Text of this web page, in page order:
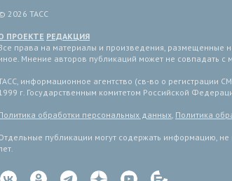
2026 ТАСС
ПРОЕКТЕ РЕДАКЦИЯ
права на материалы и произведения, размещенные
Мнение авторов публикаций может не совпадать с
информационное агентство (св-во о регистрации
г. Государственным комитетом Российской
обработки персональных данных, Политика
публикации могут содержать информацию,